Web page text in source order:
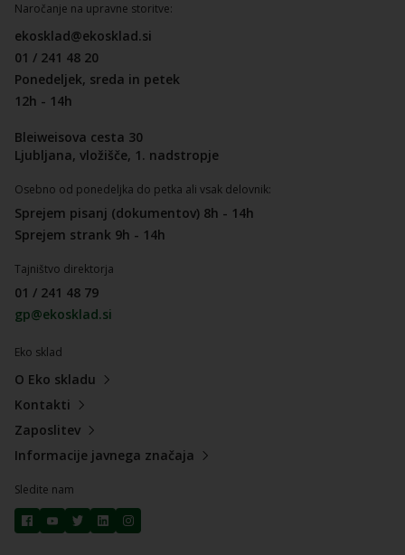
Naročanje na upravne storitve:
ekosklad@ekosklad.si
01 / 241 48 20
Ponedeljek, sreda in petek
12h - 14h
Bleiweisova cesta 30
Ljubljana, vložišče, 1. nadstropje
Osebno od ponedeljka do petka ali vsak delovnik:
Sprejem pisanj (dokumentov) 8h - 14h
Sprejem strank 9h - 14h
Tajništvo direktorja
01 / 241 48 79
gp@ekosklad.si
Eko sklad
O Eko skladu
Kontakti
Zaposlitev
Informacije javnega značaja
Sledite nam